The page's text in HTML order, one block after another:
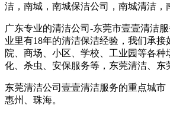
洁，南城，南城保洁公司，南城清洁，
广东专业的清洁公司-东莞市壹壹清洁
业里有18年的清洁保洁经验，我们承接
院、商场、小区、学校、工业园等各
化、杀虫、安保服务等，东莞清洁、东
东莞清洁公司壹壹清洁服务的重点城市
惠州、珠海。